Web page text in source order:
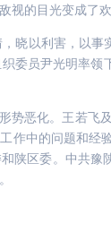
的目光变成了
晓以利害，以
委员尹光明率
势恶化。王若
中的问题和经
陕区委。中共